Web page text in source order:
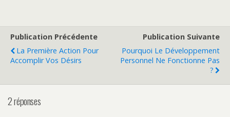
Publication Précédente
La Première Action Pour
Accomplir Vos Désirs
Publication Suivante
Pourquoi Le Développement
Personnel Ne Fonctionne Pas
?
2 réponses